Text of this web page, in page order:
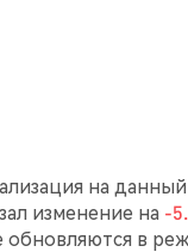
на
изменение на -
в